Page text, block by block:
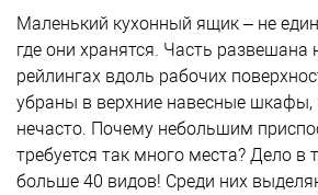
Маленький кухонный ящик – не
где они хранятся. Часть развешана
рейлингах вдоль рабочих
убраны в верхние навесные
нечасто. Почему небольшим
требуется так много места? Дело в
больше 40 видов! Среди них